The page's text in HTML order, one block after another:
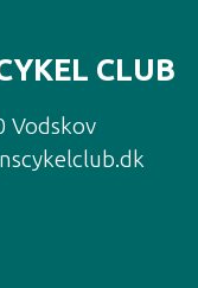
CLUB
Vodskov